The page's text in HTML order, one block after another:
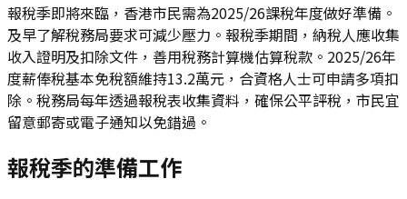
報稅季即將來臨，香港市民需為2025/26課稅年度做好準備。
及早了解稅務局要求可減少壓力。報稅季期間，納稅人應收集
收入證明及扣除文件，善用稅務計算機估算稅款。2025/26年
度薪俸稅基本免稅額維持13.2萬元，合資格人士可申請多項扣
除。稅務局每年透過報稅表收集資料，確保公平評稅，市民宜
留意郵寄或電子通知以免錯過。
報稅季的準備工作